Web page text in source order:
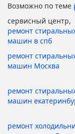
Возможно по теме
сервисный центр,
ремонт
машин в спб
ремонт
машин Москва
ремонт
машин
ремонт